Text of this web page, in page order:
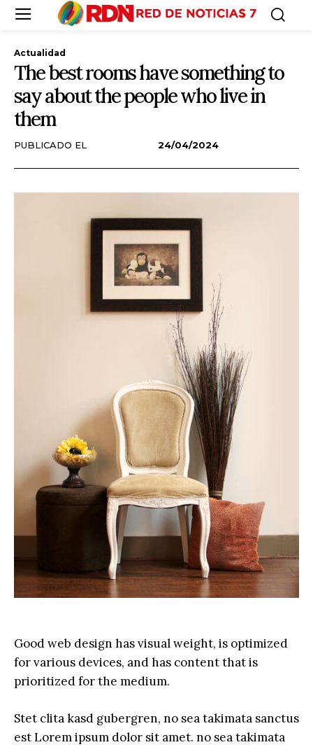
Actualidad
The best rooms have something to
say about the people who live in
them
PUBLICADO EL 24/04/2024
Good web design has visual weight, is optimized
for various devices, and has content that is
prioritized for the medium.
Stet clita kasd gubergren, no sea takimata sanctus
est Lorem ipsum dolor sit amet. no sea takimata